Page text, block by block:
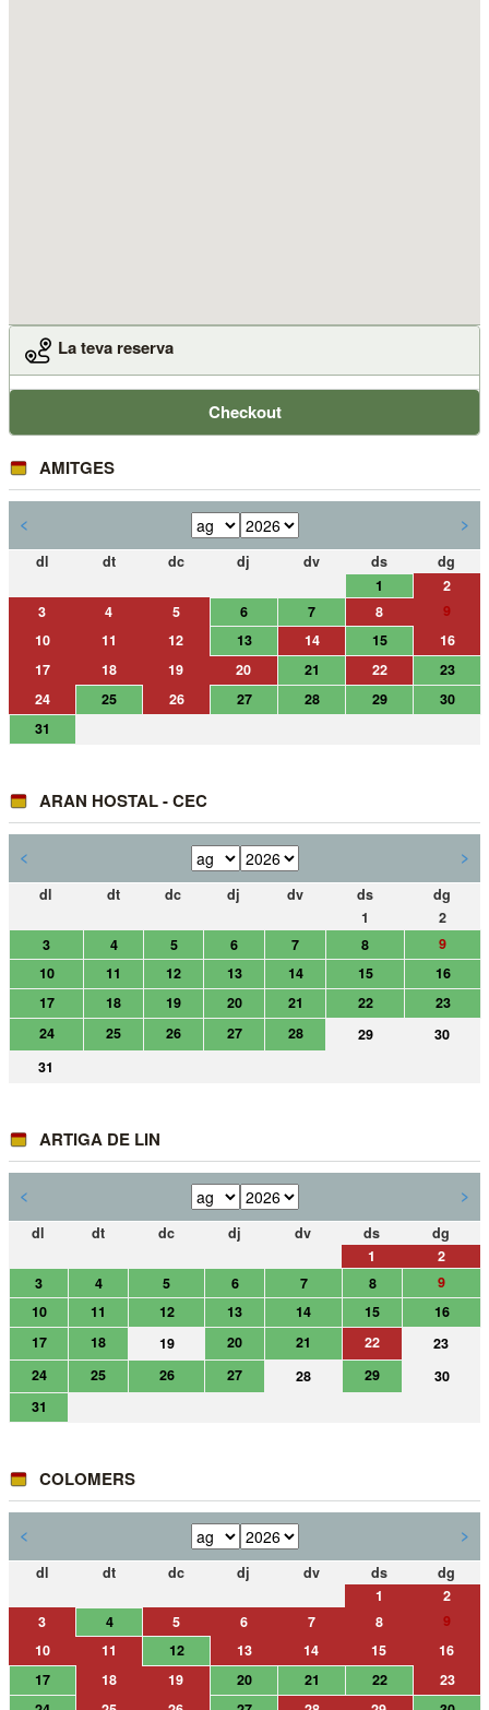
La teva reserva
Checkout
AMITGES
< >
dl dt dc dj dv ds
dg
1
2
3
4 5 6 7 8
9
10
11 12 13 14 15
16
17
18 19 20 21 22
23
24
25 26 27 28 29
30
31
ARAN HOSTAL - CEC
< >
dl dt dc dj dv ds
dg
1
2
3
4 5 6 7 8
9
10
11 12 13 14 15
16
17
18 19 20 21 22
23
24
25 26 27 28 29
30
31
ARTIGA DE LIN
< >
dl dt dc dj dv ds
dg
1
2
3
4 5 6 7 8
9
10
11 12 13 14 15
16
17
18 19 20 21 22
23
24
25 26 27 28 29
30
31
COLOMERS
< >
dl dt dc dj dv ds
dg
1
2
3
4 5 6 7 8
9
10
11 12 13 14 15
16
17
18 19 20 21 22
23